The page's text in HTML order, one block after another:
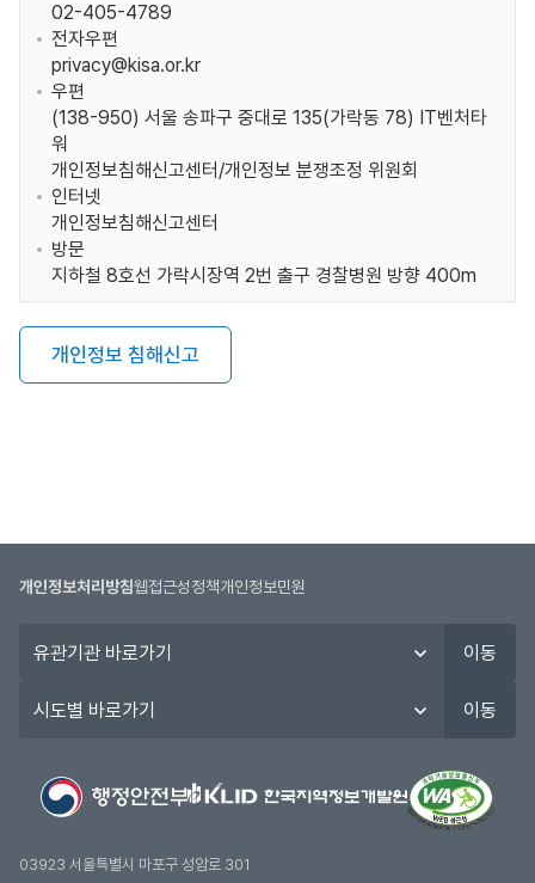
02-405-4789
전자우편
privacy@kisa.or.kr
우편
(138-950) 서울 송파구 중대로 135(가락동 78) IT벤처타
워
개인정보침해신고센터/개인정보 분쟁조정 위원회
인터넷
개인정보침해신고센터
방문
지하철 8호선 가락시장역 2번 출구 경찰병원 방향 400m
개인정보 침해신고
개인정보처리방침웹접근성정책개인정보민원
관
이동
도
기
이동
03923 서울특별시 마포구 성암로 301